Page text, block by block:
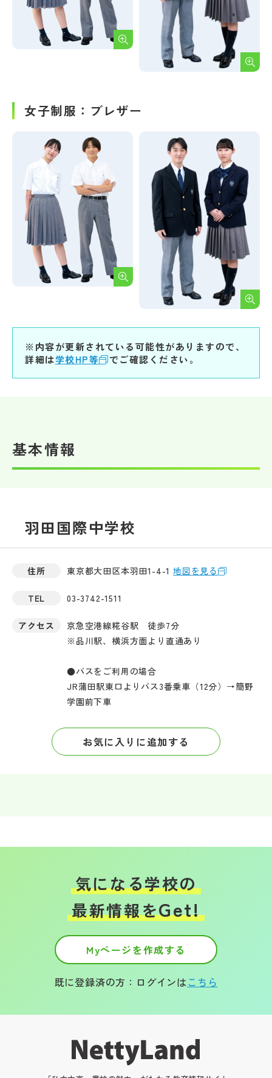
女子制服：ブレザー
※内容が更新されている可能性がありますので、
詳細は学校HP等 でご確認ください。
基本情報
羽田国際中学校
住所 東京都大田区本羽田1-4-1地図を見る
TEL 03-3742-1511
アクセス
京急空港線糀谷駅 徒歩7分
※品川駅、横浜方面より直通あり
●バスをご利用の場合
JR蒲田駅東口よりバス3番乗車（12分）→簡野
学園前下車
お気に入りに追加する
気になる学校の
最新情報をGet!
Myページを作成する
既に登録済の方：ログインはこちら